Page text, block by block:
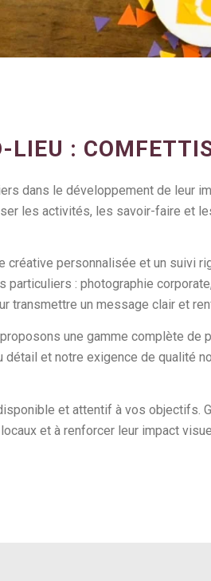
LIEU :
dans le développement de leur
les activités, les savoir-faire et
créative personnalisée et un suivi
: photographie
un message clair et
une gamme complète de
détail et notre exigence de qualité
et attentif à vos objectifs.
et à renforcer leur impact